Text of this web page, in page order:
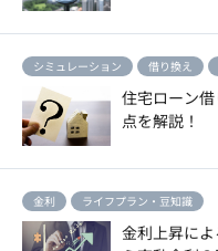
シミュレーション 借り換え
住宅ローン
点を解説！
金利 ライフプラン・豆知識
金利上昇に